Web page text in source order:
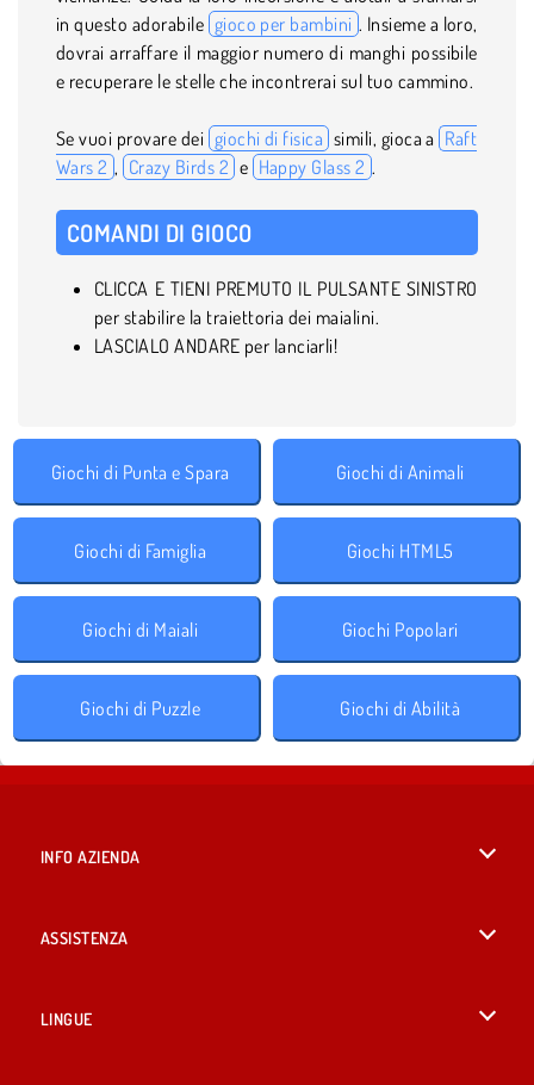
in questo adorabile gioco per bambini . Insieme a loro,
dovrai arraffare il maggior numero di manghi possibile
e recuperare le stelle che incontrerai sul tuo cammino.
Se vuoi provare dei giochi di fisica simili, gioca a Raft
Wars 2 , Crazy Birds 2 e Happy Glass 2 .
COMANDI DI GIOCO
CLICCA E TIENI PREMUTO IL PULSANTE SINISTRO
per stabilire la traiettoria dei maialini.
LASCIALO ANDARE per lanciarli!
Giochi di Punta e Spara Giochi di Animali
Giochi di Famiglia Giochi HTML5
Giochi di Maiali Giochi Popolari
Giochi di Puzzle Giochi di Abilità
INFO AZIENDA
ASSISTENZA
LINGUE